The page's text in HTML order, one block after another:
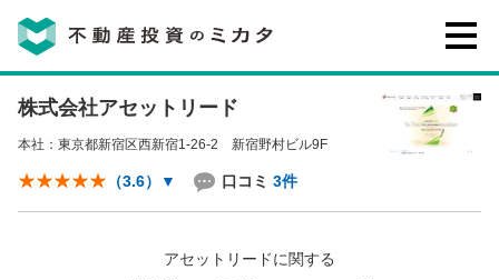
不動産投資のミカタとは
講座・セミナー
不動産投資会社の評判・口コミ
株式会社アセットリード
本社：東京都新宿区西新宿1-26-2 新宿野村ビル9F
（3.6） ▼ 口コミ 3件
アセットリードに関する